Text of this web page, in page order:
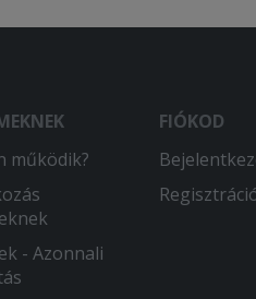
működik?
- Azonnali
FIÓKOD